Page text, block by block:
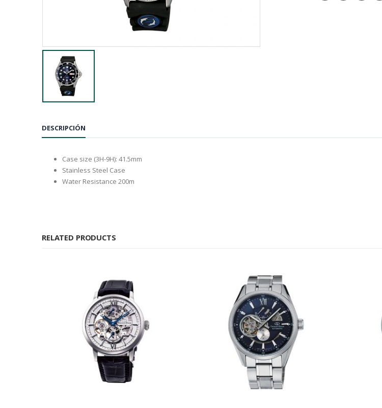
DESCRIPCIÓN
Case size (3H-9H): 41.5mm
Stainless Steel Case
Water Resistance 200m
RELATED PRODUCTS